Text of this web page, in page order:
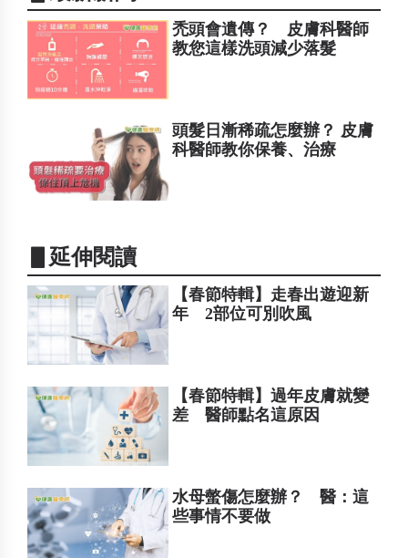
禿頭會遺傳？ 皮膚科醫師
教您這樣洗頭減少落髮
頭髮日漸稀疏怎麼辦？ 皮膚
科醫師教你保養、治療
▋延伸閱讀
【春節特輯】走春出遊迎新
年 2部位可別吹風
【春節特輯】過年皮膚就變
差 醫師點名這原因
水母螫傷怎麼辦？ 醫：這
些事情不要做